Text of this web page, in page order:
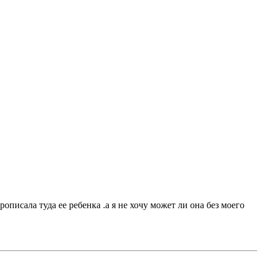
туда ее ребенка .а я не хочу может ли она без моего